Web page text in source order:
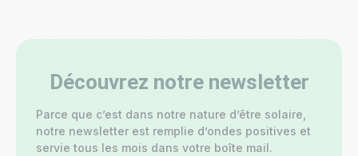
Découvrez notre newsletter
Parce que c’est dans notre nature d’être solaire,
notre newsletter est remplie d’ondes positives et
servie tous les mois dans votre boîte mail.